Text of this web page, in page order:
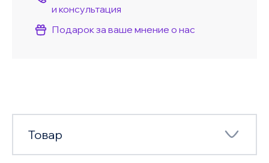
и консультация
Подарок за ваше мнение о нас
Товар